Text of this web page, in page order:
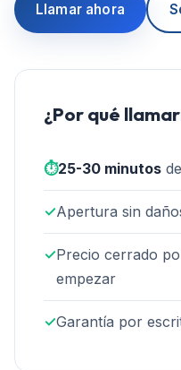
Llamar ahora
¿Por qué
⏱️25-30 minutos
✓Apertura sin
✓Precio cerrado
empezar
✓Garantía por